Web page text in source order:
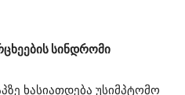
სინდრომი
ხასიათდება უსიმპტომო